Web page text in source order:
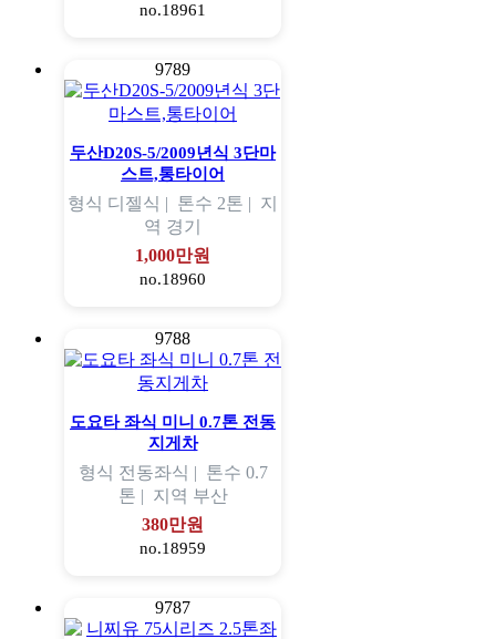
no.18961
9789
두산D20S-5/2009년식 3단마
스트,통타이어
형식 디젤식 | 톤수 2톤 | 지
역 경기
1,000만원
no.18960
9788
도요타 좌식 미니 0.7톤 전동
지게차
형식 전동좌식 | 톤수 0.7
톤 | 지역 부산
380만원
no.18959
9787